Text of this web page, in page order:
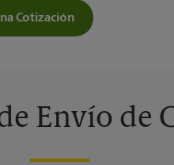
Cotización
Envío de